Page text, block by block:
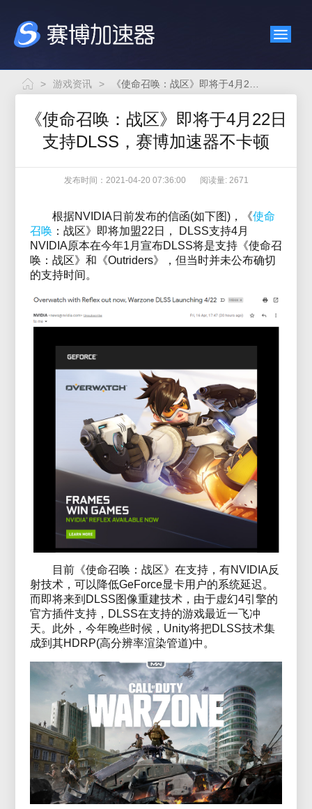
> 游戏资讯 >
《使命召唤：战区》即将于4月22日
支持DLSS，赛博加速器不卡顿
发布时间：2021-04-20 07:36:00 阅读量: 2671
根据NVIDIA日前发布的信函(如下图)，《使命
召唤：战区》即将加盟22日， DLSS支持4月
NVIDIA原本在今年1月宣布DLSS将是支持《使命召
唤：战区》和《Outriders》，但当时并未公布确切
的支持时间。
目前《使命召唤：战区》在支持，有NVIDIA反
射技术，可以降低GeForce显卡用户的系统延迟。
而即将来到DLSS图像重建技术，由于虚幻4引擎的
官方插件支持，DLSS在支持的游戏最近一飞冲
天。此外，今年晚些时候，Unity将把DLSS技术集
成到其HDRP(高分辨率渲染管道)中。